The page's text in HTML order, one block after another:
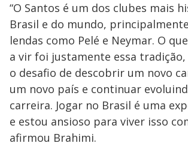
“O Santos é um dos clubes mais
Brasil e do mundo,
lendas como Pelé e Neymar. O
a vir foi justamente essa
o desafio de descobrir um novo
um novo país e continuar
carreira. Jogar no Brasil é uma
e estou ansioso para viver isso
afirmou Brahimi.